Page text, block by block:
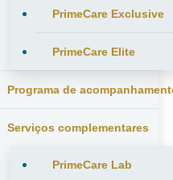
PrimeCare Exclusive
PrimeCare Elite
Programa de
Serviços complementares
PrimeCare Lab